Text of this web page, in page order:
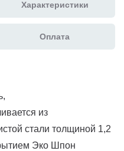
Характеристики
Оплата
из
стали толщиной 1,2
Эко Шпон